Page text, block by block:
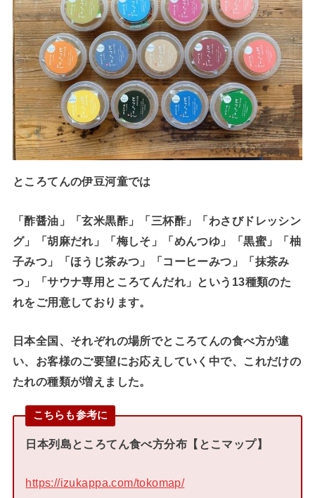
ところてんの伊豆河童では
「酢醤油」「玄米黒酢」「三杯酢」「わさびドレッシン
グ」「胡麻だれ」「梅しそ」「めんつゆ」「黒蜜」「柚
子みつ」「ほうじ茶みつ」「コーヒーみつ」「抹茶み
つ」「サウナ専用ところてんだれ」という13種類のた
れをご用意しております。
日本全国、それぞれの場所でところてんの食べ方が違
い、お客様のご要望にお応えしていく中で、これだけの
たれの種類が増えました。
こちらも参考に
日本列島ところてん食べ方分布【とこマップ】
https://izukappa.com/tokomap/